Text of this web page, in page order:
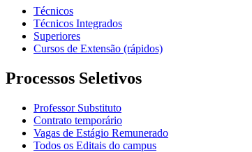
Técnicos
Técnicos Integrados
Superiores
Cursos de Extensão (rápidos)
Processos Seletivos
Professor Substituto
Contrato temporário
Vagas de Estágio Remunerado
Todos os Editais do campus